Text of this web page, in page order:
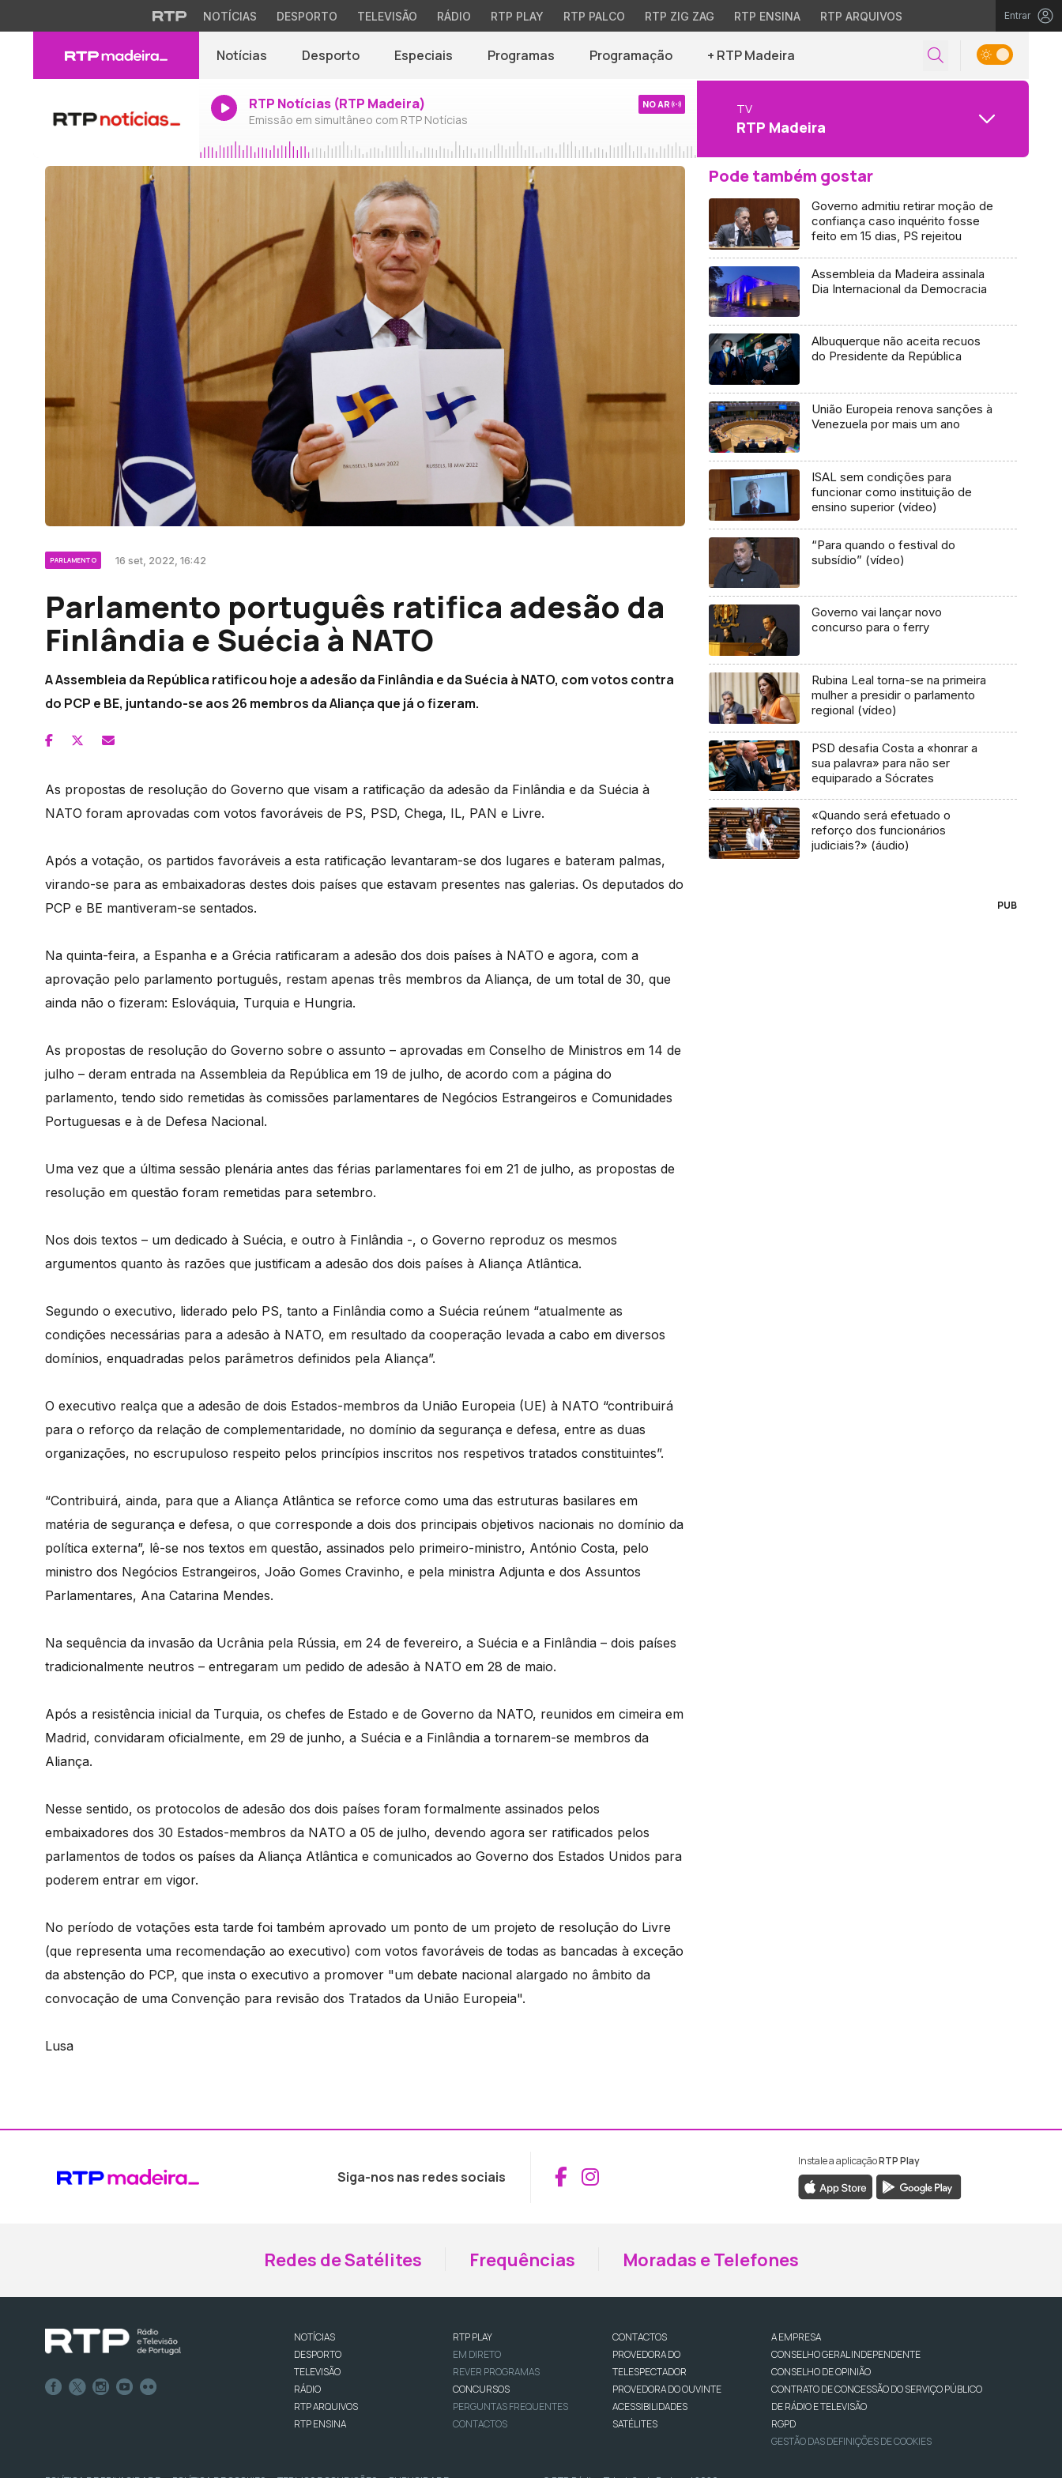
NOTÍCIAS DESPORTO TELEVISÃO RÁDIO RTP PLAY RTP PALCO RTP ZIG ZAG RTP ENSINA RTP ARQUIVOS Entrar
Notícias Desporto Especiais Programas Programação + RTP Madeira
RTP Notícias (RTP Madeira)
Emissão em simultâneo com RTP Notícias
NO AR TV
RTP Madeira
PARLAMENTO 16 set, 2022, 16:42
Parlamento português ratifica adesão da
Finlândia e Suécia à NATO
A Assembleia da República ratificou hoje a adesão da Finlândia e da Suécia à NATO, com votos contra
do PCP e BE, juntando-se aos 26 membros da Aliança que já o fizeram.
As propostas de resolução do Governo que visam a ratificação da adesão da Finlândia e da Suécia à
NATO foram aprovadas com votos favoráveis de PS, PSD, Chega, IL, PAN e Livre.
Após a votação, os partidos favoráveis a esta ratificação levantaram-se dos lugares e bateram palmas,
virando-se para as embaixadoras destes dois países que estavam presentes nas galerias. Os deputados do
PCP e BE mantiveram-se sentados.
Na quinta-feira, a Espanha e a Grécia ratificaram a adesão dos dois países à NATO e agora, com a
aprovação pelo parlamento português, restam apenas três membros da Aliança, de um total de 30, que
ainda não o fizeram: Eslováquia, Turquia e Hungria.
As propostas de resolução do Governo sobre o assunto – aprovadas em Conselho de Ministros em 14 de
julho – deram entrada na Assembleia da República em 19 de julho, de acordo com a página do
parlamento, tendo sido remetidas às comissões parlamentares de Negócios Estrangeiros e Comunidades
Portuguesas e à de Defesa Nacional.
Uma vez que a última sessão plenária antes das férias parlamentares foi em 21 de julho, as propostas de
resolução em questão foram remetidas para setembro.
Nos dois textos – um dedicado à Suécia, e outro à Finlândia -, o Governo reproduz os mesmos
argumentos quanto às razões que justificam a adesão dos dois países à Aliança Atlântica.
Segundo o executivo, liderado pelo PS, tanto a Finlândia como a Suécia reúnem “atualmente as
condições necessárias para a adesão à NATO, em resultado da cooperação levada a cabo em diversos
domínios, enquadradas pelos parâmetros definidos pela Aliança”.
O executivo realça que a adesão de dois Estados-membros da União Europeia (UE) à NATO “contribuirá
para o reforço da relação de complementaridade, no domínio da segurança e defesa, entre as duas
organizações, no escrupuloso respeito pelos princípios inscritos nos respetivos tratados constituintes”.
“Contribuirá, ainda, para que a Aliança Atlântica se reforce como uma das estruturas basilares em
matéria de segurança e defesa, o que corresponde a dois dos principais objetivos nacionais no domínio da
política externa”, lê-se nos textos em questão, assinados pelo primeiro-ministro, António Costa, pelo
ministro dos Negócios Estrangeiros, João Gomes Cravinho, e pela ministra Adjunta e dos Assuntos
Parlamentares, Ana Catarina Mendes.
Na sequência da invasão da Ucrânia pela Rússia, em 24 de fevereiro, a Suécia e a Finlândia – dois países
tradicionalmente neutros – entregaram um pedido de adesão à NATO em 28 de maio.
Após a resistência inicial da Turquia, os chefes de Estado e de Governo da NATO, reunidos em cimeira em
Madrid, convidaram oficialmente, em 29 de junho, a Suécia e a Finlândia a tornarem-se membros da
Aliança.
Nesse sentido, os protocolos de adesão dos dois países foram formalmente assinados pelos
embaixadores dos 30 Estados-membros da NATO a 05 de julho, devendo agora ser ratificados pelos
parlamentos de todos os países da Aliança Atlântica e comunicados ao Governo dos Estados Unidos para
poderem entrar em vigor.
No período de votações esta tarde foi também aprovado um ponto de um projeto de resolução do Livre
(que representa uma recomendação ao executivo) com votos favoráveis de todas as bancadas à exceção
da abstenção do PCP, que insta o executivo a promover "um debate nacional alargado no âmbito da
convocação de uma Convenção para revisão dos Tratados da União Europeia".
Lusa
Pode também gostar
Governo admitiu retirar moção de
confiança caso inquérito fosse
feito em 15 dias, PS rejeitou
Assembleia da Madeira assinala
Dia Internacional da Democracia
Albuquerque não aceita recuos
do Presidente da República
União Europeia renova sanções à
Venezuela por mais um ano
ISAL sem condições para
funcionar como instituição de
ensino superior (vídeo)
“Para quando o festival do
subsídio” (vídeo)
Governo vai lançar novo
concurso para o ferry
Rubina Leal torna-se na primeira
mulher a presidir o parlamento
regional (vídeo)
PSD desafia Costa a «honrar a
sua palavra» para não ser
equiparado a Sócrates
«Quando será efetuado o
reforço dos funcionários
judiciais?» (áudio)
PUB
Siga-nos nas redes sociais Aceder ao Facebook da RTP Madeira
Aceder ao Instagram da RTP Madeira
Instale a aplicaçãoRTP Play
Redes de Satélites Frequências Moradas e Telefones
NOTÍCIAS
DESPORTO
TELEVISÃO
RÁDIO
RTP ARQUIVOS
RTP ENSINA
RTP PLAY
EM DIRETO
REVER PROGRAMAS
CONCURSOS
PERGUNTAS FREQUENTES
CONTACTOS
CONTACTOS
PROVEDORA DO
TELESPECTADOR
PROVEDORA DO OUVINTE
ACESSIBILIDADES
SATÉLITES
A EMPRESA
CONSELHO GERAL INDEPENDENTE
CONSELHO DE OPINIÃO
CONTRATO DE CONCESSÃO DO SERVIÇO PÚBLICO
DE RÁDIO E TELEVISÃO
RGPD
GESTÃO DAS DEFINIÇÕES DE COOKIES